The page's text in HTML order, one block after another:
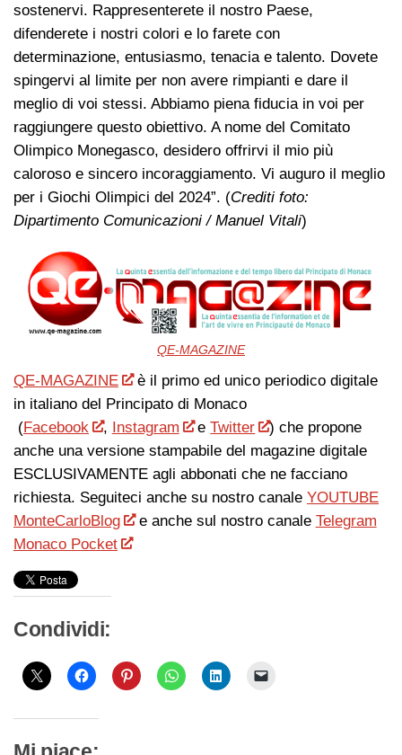
sostenervi. Rappresenterete il nostro Paese,
difenderete i nostri colori e lo farete con
determinazione, entusiasmo, tenacia e talento. Dovete
spingervi al limite per non avere rimpianti e dare il
meglio di voi stessi. Abbiamo piena fiducia in voi per
raggiungere questo obiettivo. A nome del Comitato
Olimpico Monegasco, desidero offrirvi il mio più
caloroso e sincero incoraggiamento. Vi auguro il meglio
per i Giochi Olimpici del 2024”. (Crediti foto:
Dipartimento Comunicazioni / Manuel Vitali)
QE-MAGAZINE
QE-MAGAZINE
è il primo ed unico periodico digitale
in italiano del Principato di Monaco
(Facebook , Instagram eTwitter
) che propone
anche una versione stampabile del magazine digitale
ESCLUSIVAMENTE agli abbonati che ne facciano
richiesta. Seguiteci anche su nostro canale YOUTUBE
MonteCarloBlog
e anche sul nostro canale Telegram
Monaco Pocket
Condividi: